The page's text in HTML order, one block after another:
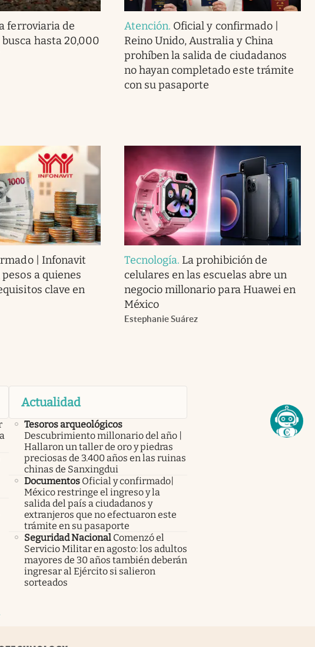
ferroviaria de
hasta 20,000
Atención. Oficial y confirmado |
Reino Unido, Australia y China
prohíben la salida de ciudadanos
no hayan completado este trámite
con su pasaporte
| Infonavit
a quienes
clave en
Tecnología. La prohibición de
celulares en las escuelas abre un
negocio millonario para Huawei en
México
Estephanie Suárez
Actualidad
Tesoros arqueológicos
Descubrimiento millonario del año |
Hallaron un taller de oro y piedras
preciosas de 3.400 años en las ruinas
chinas de Sanxingdui
Documentos Oficial y confirmado|
México restringe el ingreso y la
salida del país a ciudadanos y
extranjeros que no efectuaron este
trámite en su pasaporte
Seguridad Nacional Comenzó el
Servicio Militar en agosto: los adultos
mayores de 30 años también deberán
ingresar al Ejército si salieron
sorteados